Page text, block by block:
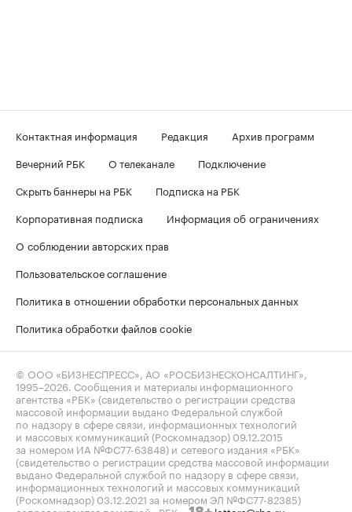
Контактная информация Редакция
Архив программ
Вечерний РБК
О телеканале
Подключение
Скрыть баннеры на РБК
Подписка на РБК
Корпоративная подписка
Информация об ограничениях
О соблюдении авторских прав
Пользовательское соглашение
Политика в отношении обработки персональных данных
Политика обработки файлов cookie
© ООО «БИЗНЕСПРЕСС», АО «РОСБИЗНЕСКОНСАЛТИНГ»,
1995–2026 . Сообщения и материалы информационного
агентства «РБК» (свидетельство о регистрации средства
массовой информации выдано Федеральной службой
по надзору в сфере связи, информационных технологий
и массовых коммуникаций (Роскомнадзор) 09.12.2015
за номером ИА №ФС77-63848) и сетевого издания «РБК»
(свидетельство о регистрации средства массовой информации
выдано Федеральной службой по надзору в сфере связи,
информационных технологий и массовых коммуникаций
(Роскомнадзор) 03.12.2021 за номером ЭЛ №ФС77-82385)